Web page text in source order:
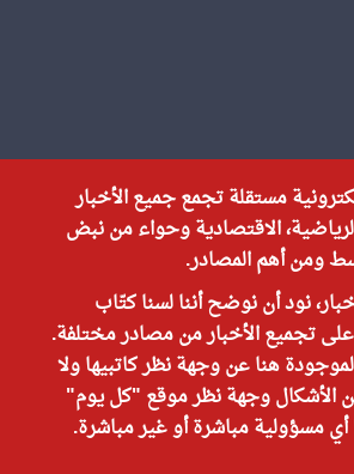
مستقلة تجمع جميع الأخبار
الرياضية، الاقتصادية وحواء من نبض
ومن أهم المصادر.
نود أن نوضح أننا لسنا كتّاب
على تجميع الأخبار من مصادر مختلفة.
الموجودة هنا عن وجهة نظر كاتبيها ولا
وجهة نظر موقع "كل يوم"
أي مسؤولية مباشرة أو غير مباشرة.